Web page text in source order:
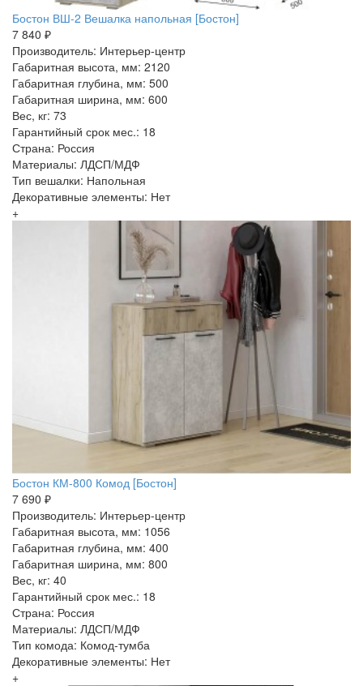
Бостон ВШ-2 Вешалка напольная [Бостон]
7 840 ₽
Производитель: Интерьер-центр
Габаритная высота, мм: 2120
Габаритная глубина, мм: 500
Габаритная ширина, мм: 600
Вес, кг: 73
Гарантийный срок мес.: 18
Страна: Россия
Материалы: ЛДСП/МДФ
Тип вешалки: Напольная
Декоративные элементы: Нет
+
Бостон КМ-800 Комод [Бостон]
7 690 ₽
Производитель: Интерьер-центр
Габаритная высота, мм: 1056
Габаритная глубина, мм: 400
Габаритная ширина, мм: 800
Вес, кг: 40
Гарантийный срок мес.: 18
Страна: Россия
Материалы: ЛДСП/МДФ
Тип комода: Комод-тумба
Декоративные элементы: Нет
+